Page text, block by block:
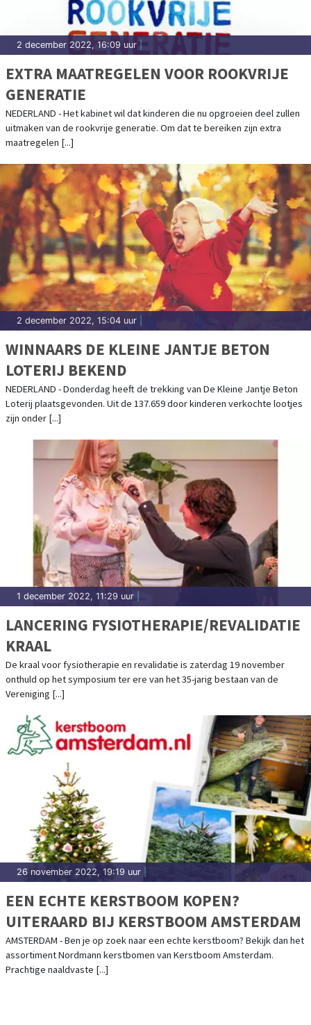
2 december 2022, 16:09 uur |
EXTRA MAATREGELEN VOOR ROOKVRIJE
GENERATIE
NEDERLAND - Het kabinet wil dat kinderen die nu opgroeien deel zullen
uitmaken van de rookvrije generatie. Om dat te bereiken zijn extra
maatregelen [...]
2 december 2022, 15:04 uur
WINNAARS DE KLEINE JANTJE BETON
LOTERIJ BEKEND
NEDERLAND - Donderdag heeft de trekking van De Kleine Jantje Beton
Loterij plaatsgevonden. Uit de 137.659 door kinderen verkochte lootjes
zijn onder [...]
1 december 2022, 11:29 uur
LANCERING FYSIOTHERAPIE/REVALIDATIE
KRAAL
De kraal voor fysiotherapie en revalidatie is zaterdag 19 november
onthuld op het symposium ter ere van het 35-jarig bestaan van de
Vereniging [...]
26 november 2022, 19:19 uur
EEN ECHTE KERSTBOOM KOPEN?
UITERAARD BIJ KERSTBOOM AMSTERDAM
AMSTERDAM - Ben je op zoek naar een echte kerstboom? Bekijk dan het
assortiment Nordmann kerstbomen van Kerstboom Amsterdam.
Prachtige naaldvaste [...]